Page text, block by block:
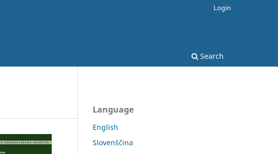
Search
Login
Language
English
Slovenščina